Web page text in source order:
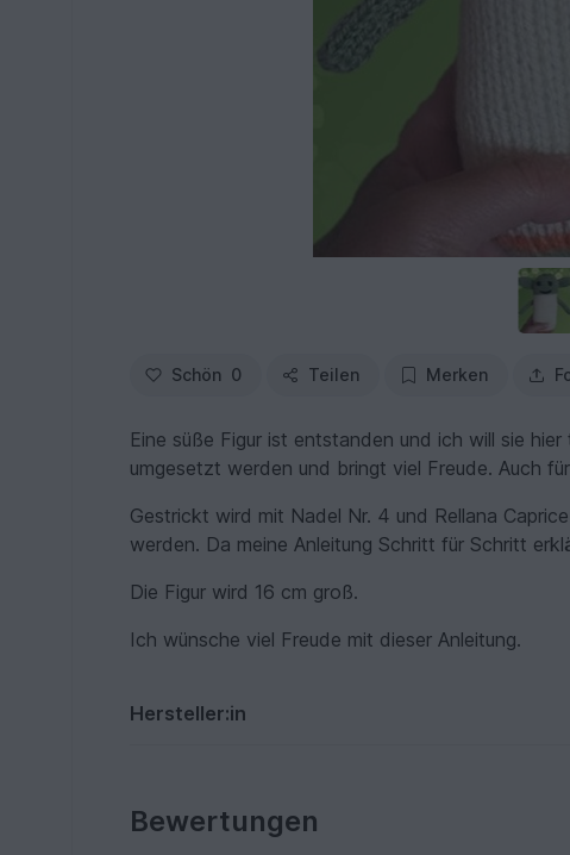
Schön 0 Teilen Merken
Eine süße Figur ist entstanden und ich will sie
umgesetzt werden und bringt viel Freude. Auch
Gestrickt wird mit Nadel Nr. 4 und Rellana
werden. Da meine Anleitung Schritt für Schritt
Die Figur wird 16 cm groß.
Ich wünsche viel Freude mit dieser Anleitung.
Hersteller:in
Bewertungen